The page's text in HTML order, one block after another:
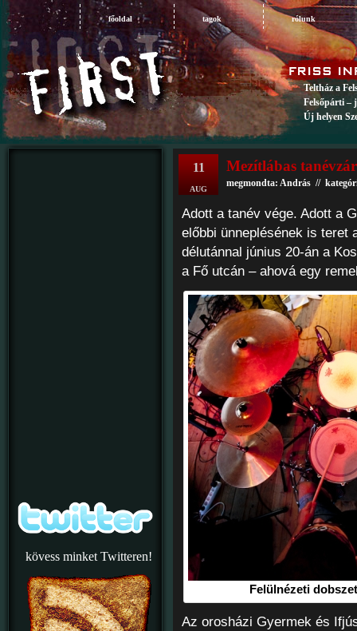
főoldal tagok rólunk
Teltház a
Felsőpárti –
Új helyen
kövess minket Twitteren!
11
AUG
Mezítlábas
megmondta: András //
Adott a tanév vége. Adott a
előbbi ünneplésének is teret
délutánnal június 20-án a
a Fő utcán – ahová egy
Felülnézeti
Az orosházi Gyermek és